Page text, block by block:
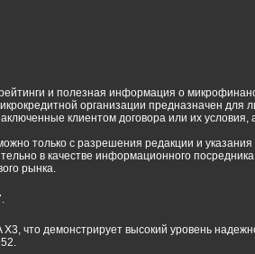
и полезная информация о
организации предназначен для
клиентом договора или их условия,
только с разрешения редакции и указания
в качестве информационного
рынка.
что демонстрирует высокий уровень